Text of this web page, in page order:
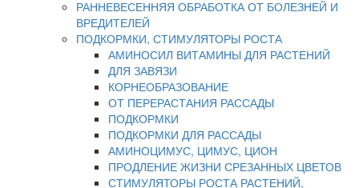
РАННЕВЕСЕННЯЯ ОБРАБОТКА ОТ БОЛЕЗНЕЙ И
ВРЕДИТЕЛЕЙ
ПОДКОРМКИ, СТИМУЛЯТОРЫ РОСТА
АМИНОСИЛ ВИТАМИНЫ ДЛЯ РАСТЕНИЙ
ДЛЯ ЗАВЯЗИ
КОРНЕОБРАЗОВАНИЕ
ОТ ПЕРЕРАСТАНИЯ РАССАДЫ
ПОДКОРМКИ
ПОДКОРМКИ ДЛЯ РАССАДЫ
АМИНОЦИМУС, ЦИМУС, ЦИОН
ПРОДЛЕНИЕ ЖИЗНИ СРЕЗАННЫХ ЦВЕТОВ
СТИМУЛЯТОРЫ РОСТА РАСТЕНИЙ,